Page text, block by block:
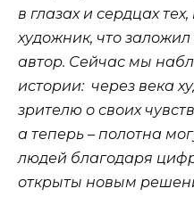
в глазах и сердцах
художник, что
автор. Сейчас мы
истории: через века
зрителю о своих
а теперь – полотна
людей благодаря
открыты новым